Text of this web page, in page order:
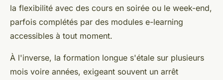
la flexibilité avec des cours en soirée ou le week-end,
parfois complétés par des modules e-learning
accessibles à tout moment.
À l'inverse, la formation longue s'étale sur plusieurs
mois voire années, exigeant souvent un arrêt